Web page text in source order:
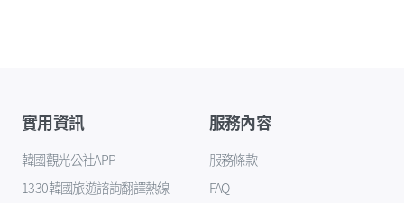
實用資訊
韓國觀光公社APP
1330韓國旅遊諮詢翻譯熱線
服務內容
服務條款
FAQ